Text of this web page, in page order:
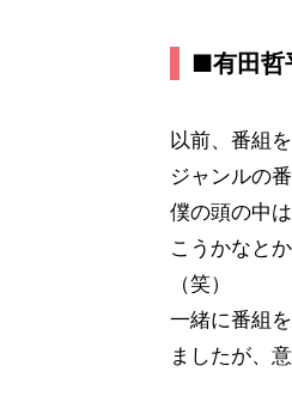
■有田哲
以前、番組
ジャンルの
僕の頭の中
こうかなと
（笑）
一緒に番組
ましたが、